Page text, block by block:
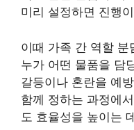
미리 설정하면 진행
이때 가족 간 역할 분
누가 어떤 물품을 담
갈등이나 혼란을 예
함께 정하는 과정에
도 효율성을 높이는